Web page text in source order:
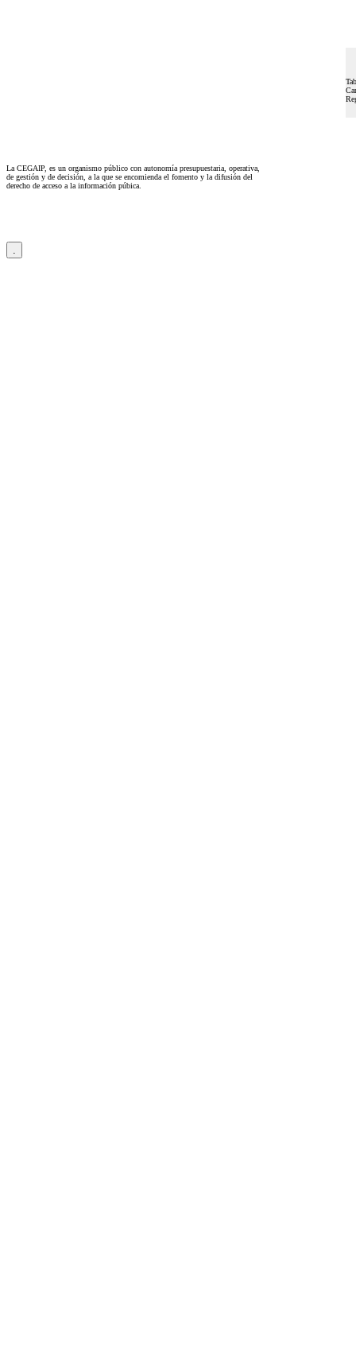
La CEGAIP, es un organismo público con autonomía presupuestaria, operativa,
de gestión y de decisión, a la que se encomienda el fomento y la difusión del
derecho de acceso a la información púbica.